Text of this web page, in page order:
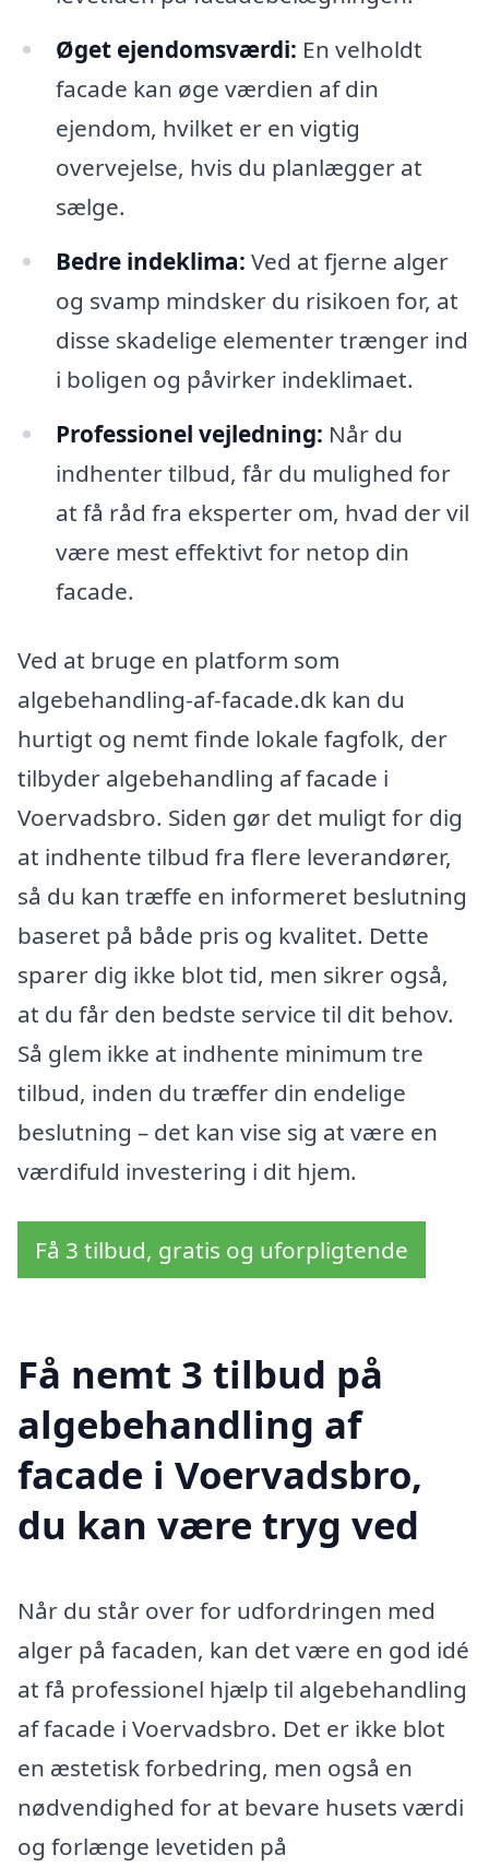
Øget ejendomsværdi: En velholdt
facade kan øge værdien af din
ejendom, hvilket er en vigtig
overvejelse, hvis du planlægger at
sælge.
Bedre indeklima: Ved at fjerne alger
og svamp mindsker du risikoen for, at
disse skadelige elementer trænger ind
i boligen og påvirker indeklimaet.
Professionel vejledning: Når du
indhenter tilbud, får du mulighed for
at få råd fra eksperter om, hvad der vil
være mest effektivt for netop din
facade.
Ved at bruge en platform som
algebehandling-af-facade.dk kan du
hurtigt og nemt finde lokale fagfolk, der
tilbyder algebehandling af facade i
Voervadsbro. Siden gør det muligt for dig
at indhente tilbud fra flere leverandører,
så du kan træffe en informeret beslutning
baseret på både pris og kvalitet. Dette
sparer dig ikke blot tid, men sikrer også,
at du får den bedste service til dit behov.
Så glem ikke at indhente minimum tre
tilbud, inden du træffer din endelige
beslutning – det kan vise sig at være en
værdifuld investering i dit hjem.
Få 3 tilbud, gratis og uforpligtende
Få nemt 3 tilbud på
algebehandling af
facade i Voervadsbro,
du kan være tryg ved
Når du står over for udfordringen med
alger på facaden, kan det være en god idé
at få professionel hjælp til algebehandling
af facade i Voervadsbro. Det er ikke blot
en æstetisk forbedring, men også en
nødvendighed for at bevare husets værdi
og forlænge levetiden på